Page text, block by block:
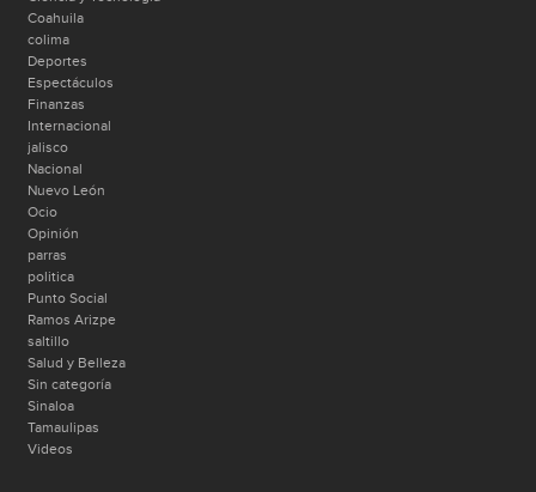
Coahuila
colima
Deportes
Espectáculos
Finanzas
Internacional
jalisco
Nacional
Nuevo León
Ocio
Opinión
parras
politica
Punto Social
Ramos Arizpe
saltillo
Salud y Belleza
Sin categoría
Sinaloa
Tamaulipas
Videos